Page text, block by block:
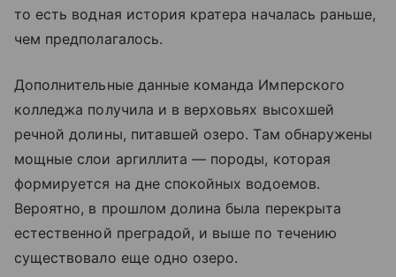
то есть водная история кратера началась раньше,
чем предполагалось.
Дополнительные данные команда Имперского
колледжа получила и в верховьях высохшей
речной долины, питавшей озеро. Там обнаружены
мощные слои аргиллита — породы, которая
формируется на дне спокойных водоемов.
Вероятно, в прошлом долина была перекрыта
естественной преградой, и выше по течению
существовало еще одно озеро.